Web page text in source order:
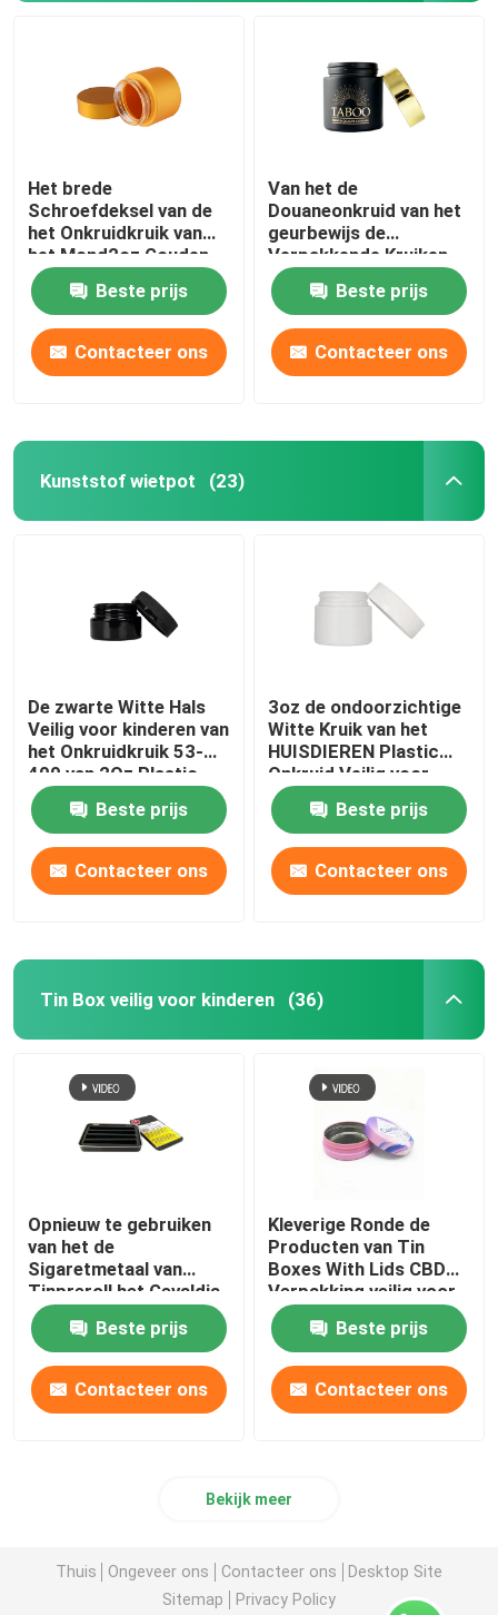
Het brede
Schroefdeksel van de
het Onkruidkruik van
het Mond2oz Gouden
Glas voor
Beste prijs
Contacteer ons
Van het de
Douaneonkruid van het
geurbewijs de
Verpakkende Kruiken
3.5g voor bloem
Beste prijs
Contacteer ons
Kunststof wietpot (23)
De zwarte Witte Hals
Veilig voor kinderen van
het Onkruidkruik 53-
400 van 2Oz Plastic
eindigt
Beste prijs
Contacteer ons
3oz de ondoorzichtige
Witte Kruik van het
HUISDIEREN Plastic
Onkruid Veilig voor
kinderen
Beste prijs
Contacteer ons
Tin Box veilig voor kinderen (36)
Opnieuw te gebruiken
van het de
Sigaretmetaal van
Tinpreroll het Gevaldia
Veilig voor kinderen Tin
Box
Beste prijs
Contacteer ons
Kleverige Ronde de
Producten van Tin
Boxes With Lids CBD
Verpakking veilig voor
kinderen
Beste prijs
Contacteer ons
Bekijk meer
Thuis Ongeveer ons Contacteer ons
Desktop Site
Sitemap
Privacy Policy